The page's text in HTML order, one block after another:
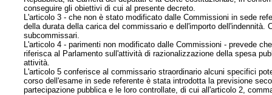
conseguire gli obiettivi di cui al presente decreto.
L'articolo 3 - che non è stato modificato dalle Commissioni in sede
della durata della carica del commissario e dell'importo
subcommissari.
L'articolo 4 - parimenti non modificato dalle Commissioni - prevede
riferisca al Parlamento sull'attività di razionalizzazione della spesa
attività.
L'articolo 5 conferisce al commissario straordinario alcuni specifici
corso dell'esame in sede referente è stata introdotta la previsione
partecipazione pubblica e le loro controllate, di cui all'articolo 2,